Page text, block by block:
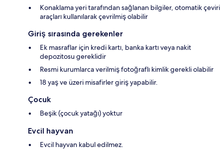
Konaklama yeri tarafından sağlanan bilgiler, otomatik çeviri
araçları kullanılarak çevrilmiş olabilir
Giriş sırasında gerekenler
Ek masraflar için kredi kartı, banka kartı veya nakit
depozitosu gereklidir
Resmi kurumlarca verilmiş fotoğraflı kimlik gerekli olabilir
18 yaş ve üzeri misafirler giriş yapabilir.
Çocuk
Beşik (çocuk yatağı) yoktur
Evcil hayvan
Evcil hayvan kabul edilmez.